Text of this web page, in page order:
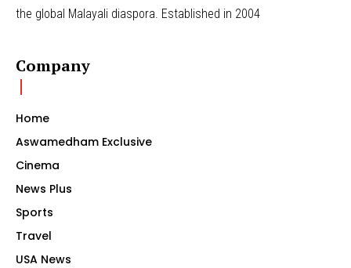
the global Malayali diaspora. Established in 2004
Company
Home
Aswamedham Exclusive
Cinema
News Plus
Sports
Travel
USA News